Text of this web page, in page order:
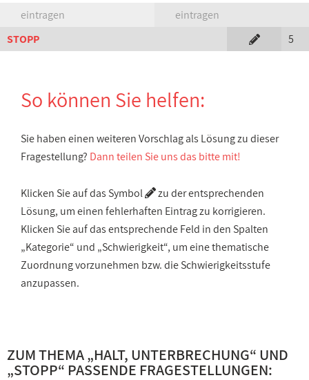
eintragen
eintragen
STOPP
5
So können Sie helfen:
Sie haben einen weiteren Vorschlag als Lösung zu dieser
Fragestellung? Dann teilen Sie uns das bitte mit!
Klicken Sie auf das Symbol
zu der entsprechenden
Lösung, um einen fehlerhaften Eintrag zu korrigieren.
Klicken Sie auf das entsprechende Feld in den Spalten
„Kategorie“ und „Schwierigkeit“, um eine thematische
Zuordnung vorzunehmen bzw. die Schwierigkeitsstufe
anzupassen.
ZUM THEMA „HALT, UNTERBRECHUNG“ UND
„STOPP“ PASSENDE FRAGESTELLUNGEN: